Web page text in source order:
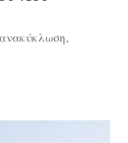
ανακύκλωση,